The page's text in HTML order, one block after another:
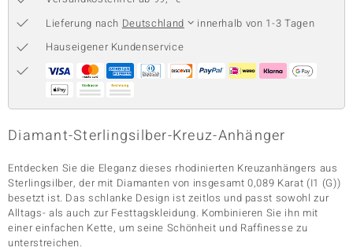
Collection
Classics
Lieferung nach Deutschland
innerhalb von 1-3 Tagen
Hauseigener Kundenservice
Diamant-Sterlingsilber-Kreuz-Anhänger
Entdecken Sie die Eleganz dieses rhodinierten Kreuzanhängers aus
Sterlingsilber, der mit Diamanten von insgesamt 0,089 Karat (I1 (G))
besetzt ist. Das schlanke Design ist zeitlos und passt sowohl zur
Alltags- als auch zur Festtagskleidung. Kombinieren Sie ihn mit
einer einfachen Kette, um seine Schönheit und Raffinesse zu
unterstreichen.